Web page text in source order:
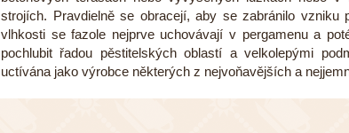
strojích. Pravdielně se obracejí, aby se zabránilo
vlhkosti se fazole nejprve uchovávají v pergamenu a
pochlubit řadou pěstitelských oblastí a velkolepými
uctívána jako výrobce některých z nejvoňavějších a